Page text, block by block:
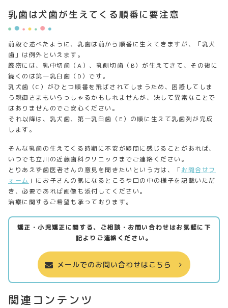
乳歯は犬歯が生えてくる順番に要注意
前段で述べたように、乳歯は前から順番に生えてきますが、「乳犬
歯」は例外といえます。
厳密には、乳中切歯（ A ）、乳側切歯（ B）が生えてきて、その後に
続くのは第一乳臼歯（ D ）です。
乳犬歯（C ）がひとつ順番を飛ばされてしまうため、困惑してしま
う親御さまもいらっしゃるかもしれませんが、決して異常なことで
はありませんのでご安心ください。
それ以降は、乳犬歯、第一乳臼歯（ E ）の順に生えて乳歯列が完成
します。
そんな乳歯の生えてくる時期に不安が疑問に感じることがあれば、
いつでも立川の近藤歯科クリニックまでご連絡ください。
とりあえず歯医者さんの意見を聞きたいという方は、「お問合せフ
ォーム 」にお子さんの気になるところや口の中の様子を記載いただ
き、必要であれば画像も添付してください。
治療に関するご希望も承っております。
矯正・小児矯正に関する、ご相談・お問い合わせはお気軽に下
記よりご連絡ください。
メールでのお問い合わせはこちら
関連コンテンツ